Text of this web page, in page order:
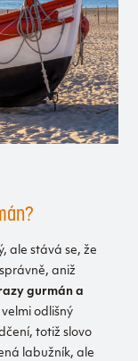
ale stává se, že
aniž
gurmán a
odlišný
totiž slovo
labužník, ale